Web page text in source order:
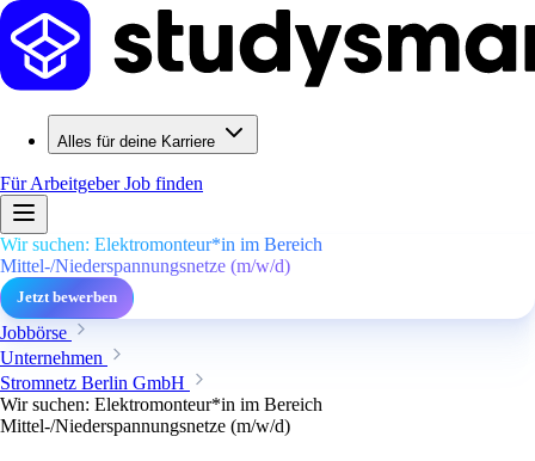
Alles für deine Karriere
Für ArbeitgeberJob finden
Wir suchen: Elektromonteur*in im Bereich
Mittel-/Niederspannungsnetze (m/w/d)
Jetzt bewerben
Jobbörse
Unternehmen
Stromnetz Berlin GmbH
Wir suchen: Elektromonteur*in im Bereich
Mittel-/Niederspannungsnetze (m/w/d)